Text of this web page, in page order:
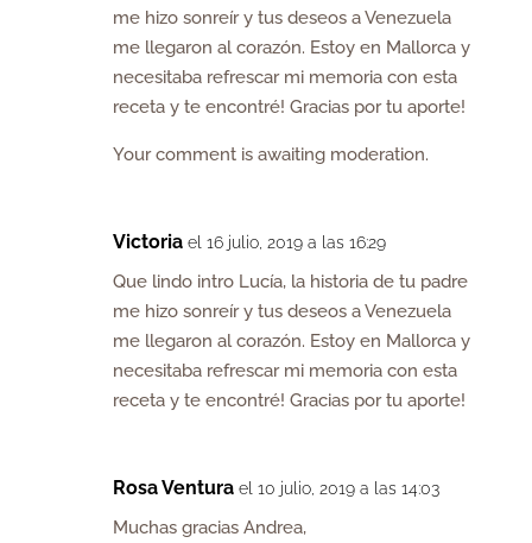
me hizo sonreír y tus deseos a Venezuela
me llegaron al corazón. Estoy en Mallorca y
necesitaba refrescar mi memoria con esta
receta y te encontré! Gracias por tu aporte!
Your comment is awaiting moderation.
Victoria el 16 julio, 2019 a las 16:29
Que lindo intro Lucía, la historia de tu padre
me hizo sonreír y tus deseos a Venezuela
me llegaron al corazón. Estoy en Mallorca y
necesitaba refrescar mi memoria con esta
receta y te encontré! Gracias por tu aporte!
Rosa Ventura el 10 julio, 2019 a las 14:03
Muchas gracias Andrea,